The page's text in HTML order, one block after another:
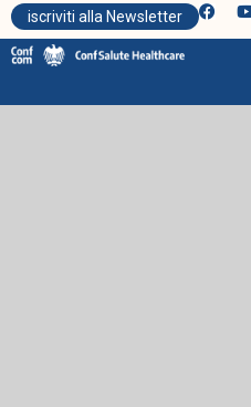
iscriviti alla Newsletter